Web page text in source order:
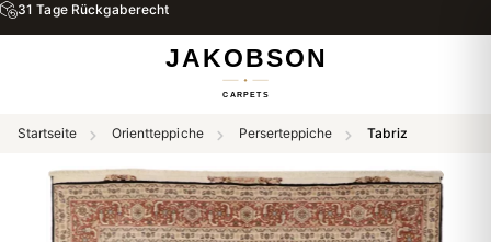
31 Tage Rückgaberecht
Startseite Orientteppiche Perserteppiche Tabriz